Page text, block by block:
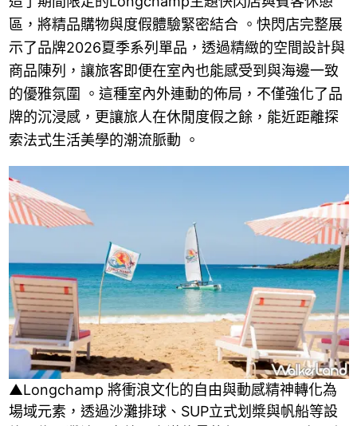
區，將精品購物與度假體驗緊密結合 。快閃店完整展
示了品牌2026夏季系列單品，透過精緻的空間設計與
商品陳列，讓旅客即便在室內也能感受到與海邊一致
的優雅氛圍 。這種室內外連動的佈局，不僅強化了品
牌的沉浸感，更讓旅人在休閒度假之餘，能近距離探
索法式生活美學的潮流脈動 。
▲Longchamp 將衝浪文化的自由與動感精神轉化為
場域元素，透過沙灘排球、SUP立式划槳與帆船等設